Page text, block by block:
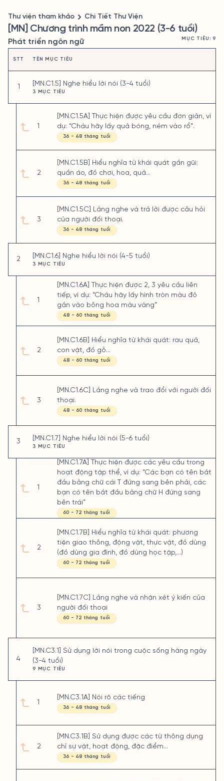
Thư viện tham khảo Chi Tiết Thư Viện
[MN] Chương trình mầm non 2022 (3-6 tuổi)
Phát triển ngôn ngữ MỤC TIÊU: 9
STT
1
TÊN MỤC TIÊU
[MN.C1.5] Nghe hiểu lời nói (3-4 tuổi)
3 MỤC TIÊU
1
2
3
[MN.C1.5A] Thực hiện được yêu cầu đơn giản, ví
dụ: “Cháu hãy lấy quả bóng, ném vào rổ”.
36 - 48 tháng tuổi
[MN.C1.5B] Hiểu nghĩa từ khái quát gần gũi:
quần áo, đồ chơi, hoa, quả…
36 - 48 tháng tuổi
[MN.C1.5C] Lắng nghe và trả lời được câu hỏi
của người đối thoại.
36 - 48 tháng tuổi
2 [MN.C1.6] Nghe hiểu lời nói (4-5 tuổi)
3 MỤC TIÊU
1
2
3
[MN.C1.6A] Thực hiện được 2, 3 yêu cầu liên
tiếp, ví dụ: “Cháu hãy lấy hình tròn màu đỏ
gắn vào bông hoa màu vàng”
48 - 60 tháng tuổi
[MN.C1.6B] Hiểu nghĩa từ khái quát: rau quả,
con vật, đồ gỗ…
48 - 60 tháng tuổi
[MN.C1.6C] Lắng nghe và trao đổi với người đối
thoại.
48 - 60 tháng tuổi
3 [MN.C1.7] Nghe hiểu lời nói (5-6 tuổi)
3 MỤC TIÊU
1
2
3
[MN.C1.7A] Thực hiện được các yêu cầu trong
hoạt động tập thể, ví dụ: “Các bạn có tên bắt
đầu bằng chữ cái T đứng sang bên phải, các
bạn có tên bắt đầu bằng chữ H đứng sang
bên trái”
60 - 72 tháng tuổi
[MN.C1.7B] Hiểu nghĩa từ khái quát: phương
tiện giao thông, động vật, thực vật, đồ dùng
(đồ dùng gia đình, đồ dùng học tập,...)
60 - 72 tháng tuổi
[MN.C1.7C] Lắng nghe và nhận xét ý kiến của
người đối thoại
60 - 72 tháng tuổi
4
[MN.C3.1] Sử dụng lời nói trong cuộc sống hàng ngày
(3-4 tuổi)
9 MỤC TIÊU
1
2
[MN.C3.1A] Nói rõ các tiếng
36 - 48 tháng tuổi
[MN.C3.1B] Sử dụng được các từ thông dụng
chỉ sự vật, hoạt động, đặc điểm...
36 - 48 tháng tuổi